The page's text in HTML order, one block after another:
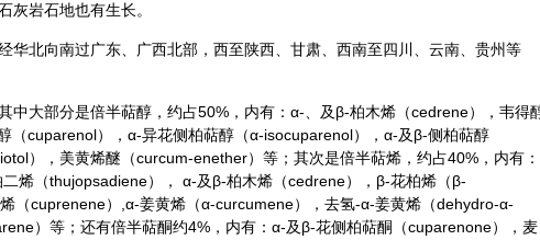
灰岩石地也有生长。
华北向南过广东、广西北部，西至陕西、甘肃、西南至四川、云南、贵州等
中大部分是倍半萜醇，约占50%，内有：α-、及β-柏木烯（cedrene），韦得
（cuparenol），α-异花侧柏萜醇（α-isocuparenol），α-及β-侧柏萜醇
），美黄烯醚（curcum-enether）等；其次是倍半萜烯，约占40%，内有：
烯（thujopsadiene）， α-及β-柏木烯（cedrene），β-花柏烯（β-
（cuprenene）,α-姜黄烯（α-curcumene），去氢-α-姜黄烯（dehydro-α-
）等；还有倍半萜酮约4%，内有：α-及β-花侧柏萜酮（cuparenone），麦